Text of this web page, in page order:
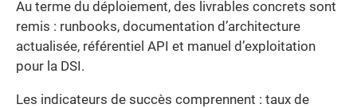
Au terme du déploiement, des livrables concrets sont
remis : runbooks, documentation d’architecture
actualisée, référentiel API et manuel d’exploitation
pour la DSI.
Les indicateurs de succès comprennent : taux de